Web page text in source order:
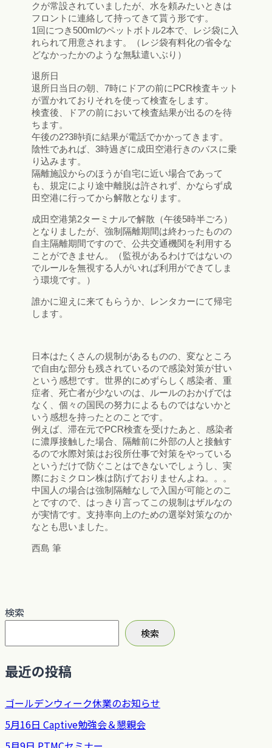
クが常設されていましたが、水を頼みたいときは
フロントに連絡して持ってきて貰う形です。
1回につき500mlのペットボトル2本で、レジ袋に入
れられて用意されます。（レジ袋有料化の省令な
どなかったかのような無駄遣いぶり）
退所日
退所日当日の朝、7時にドアの前にPCR検査キット
が置かれておりそれを使って検査をします。
検査後、ドアの前において検査結果が出るのを待
ちます。
午後の2?3時頃に結果が電話でかかってきます。
陰性であれば、3時過ぎに成田空港行きのバスに乗
り込みます。
隔離施設からのほうが自宅に近い場合であって
も、規定により途中離脱は許されず、かならず成
田空港に行ってから解散となります。
成田空港第2ターミナルで解散（午後5時半ごろ）
となりましたが、強制隔離期間は終わったものの
自主隔離期間ですので、公共交通機関を利用する
ことができません。（監視があるわけではないの
でルールを無視する人がいれば利用ができてしま
う環境です。）
誰かに迎えに来てもらうか、レンタカーにて帰宅
します。
日本はたくさんの規制があるものの、変なところ
で自由な部分も残されているので感染対策が甘い
という感想です。世界的にめずらしく感染者、重
症者、死亡者が少ないのは、ルールのおかげでは
なく、個々の国民の努力によるものではないかと
いう感想を持ったとのことです。
例えば、滞在元でPCR検査を受けたあと、感染者
に濃厚接触した場合、隔離前に外部の人と接触す
るので水際対策はお役所仕事で対策をやっている
というだけで防ぐことはできないでしょうし、実
際におミクロン株は防げておりませんよね。。。
中国人の場合は強制隔離なしで入国が可能とのこ
とですので、はっきり言ってこの規制はザルなの
が実情です。支持率向上のための選挙対策なのか
なとも思いました。
西島 筆
検索
検索
最近の投稿
ゴールデンウィーク休業のお知らせ
5月16日 Captive勉強会＆懇親会